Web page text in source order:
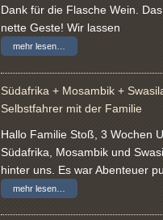
Dank für die Flasche Wein.
nette Geste! Wir lassen
mehr lesen…
Südafrika + Mosambik +
Selbstfahrer mit der Familie
Hallo Familie Stoß, 3 Wochen
Südafrika, Mosambik und
hinter uns. Es war Abenteuer
mehr lesen…